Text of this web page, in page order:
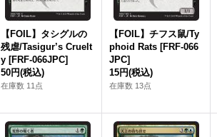
【FOIL】タシグルの
残虐/Tasigur’s Cruelt
y [FRF-066JPC]
50円(税込)
在庫数 11点
【FOIL】チフス鼠/Ty
phoid Rats [FRF-066
JPC]
15円(税込)
在庫数 13点